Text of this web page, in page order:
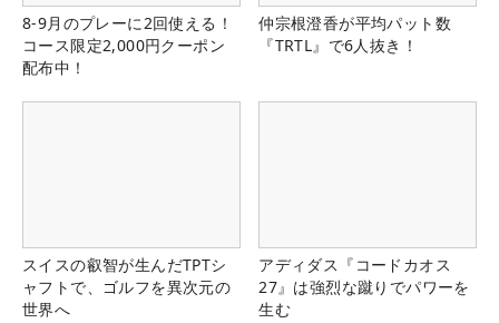
8-9月のプレーに2回使える！
コース限定2,000円クーポン
配布中！
仲宗根澄香が平均パット数
『TRTL』で6人抜き！
スイスの叡智が生んだTPTシ
ャフトで、ゴルフを異次元の
世界へ
アディダス『コードカオス
27』は強烈な蹴りでパワーを
生む